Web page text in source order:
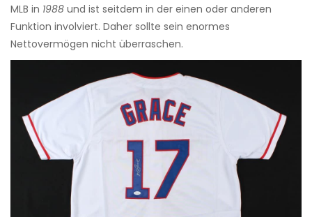
MLB in 1988 und ist seitdem in der einen oder anderen
Funktion involviert. Daher sollte sein enormes
Nettovermögen nicht überraschen.